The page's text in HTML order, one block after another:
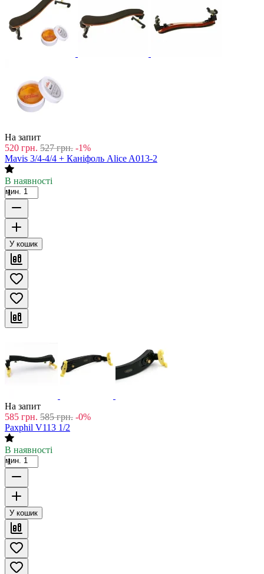
На запит
520 грн. 527 грн. -1%
Mavis 3/4-4/4 + Каніфоль Alice A013-2
В наявності
мин. 1
У кошик
На запит
585 грн. 585 грн. -0%
Paxphil V113 1/2
В наявності
мин. 1
У кошик